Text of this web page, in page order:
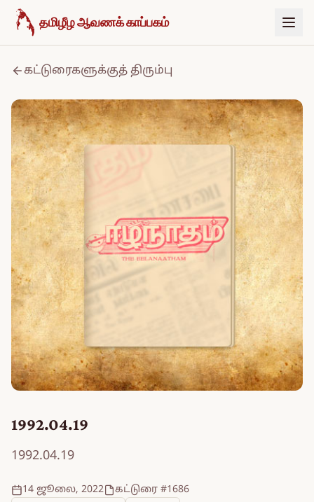
உள்ளடக்கத்திற்குச் செல்க
தமிழீழ ஆவணக் காப்பகம்
கட்டுரைகளுக்குத் திரும்பு
1992.04.19
1992.04.19
14 ஜூலை, 2022
கட்டுரை #1686